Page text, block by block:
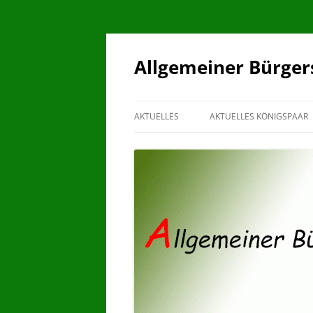
Allgemeiner
AKTUELLES
2022
2023
2024
2025
AKTUELLES KÖNIGSPAAR